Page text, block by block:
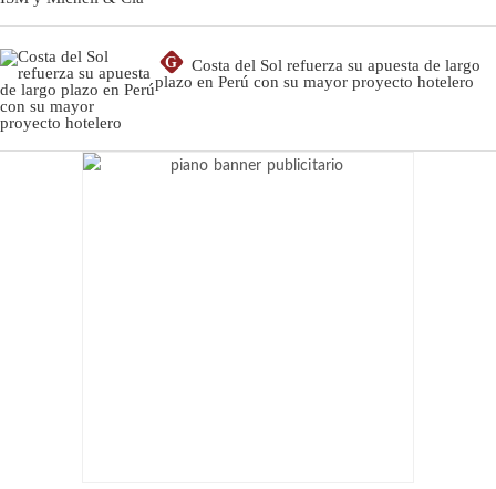
G
Costa del Sol refuerza su apuesta de largo
plazo en Perú con su mayor proyecto hotelero